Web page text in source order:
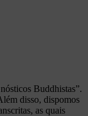
Buddhistas”.
disso, dispomos
as quais